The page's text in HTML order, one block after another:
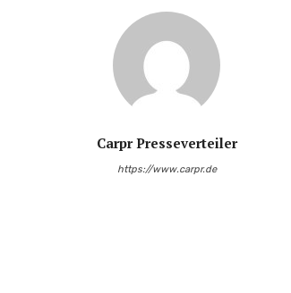
Carpr Presseverteiler
https://www.carpr.de